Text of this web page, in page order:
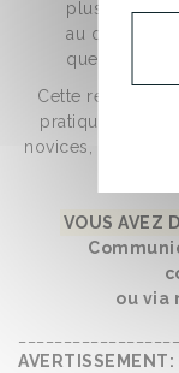
plus
au quotidien
quelles
Cette rencontre
pratique- est
novices,
VOUS AVEZ
ou via
AVERTISSEMENT: